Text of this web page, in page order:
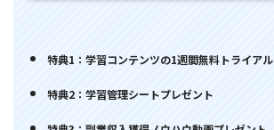
特典1：学習コンテンツの1週間無料トライアル
特典2：学習管理シートプレゼント